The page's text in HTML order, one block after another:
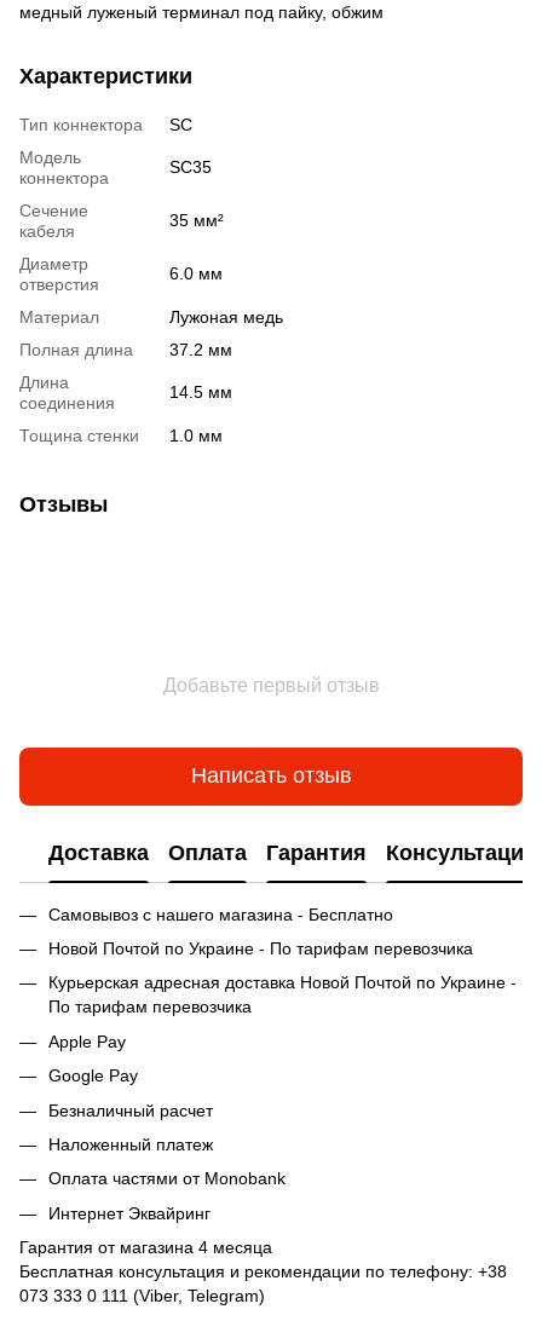
медный луженый терминал под пайку, обжим
Характеристики
Тип коннектора
SC
Модель
коннектора
SC35
Сечение
кабеля
35 мм²
Диаметр
отверстия
6.0 мм
Материал
Лужоная медь
Полная длина
37.2 мм
Длина
соединения
14.5 мм
Тощина стенки 1.0 мм
Отзывы
Добавьте первый отзыв
Написать отзыв
Доставка Оплата Гарантия Консультация
Самовывоз с нашего магазина - Бесплатно
Новой Почтой по Украине - По тарифам перевозчика
Курьерская адресная доставка Новой Почтой по Украине -
По тарифам перевозчика
Apple Pay
Google Pay
Безналичный расчет
Наложенный платеж
Оплата частями от Monobank
Интернет Эквайринг
Гарантия от магазина 4 месяца
Бесплатная консультация и рекомендации по телефону: +38
073 333 0 111 (Viber, Telegram)